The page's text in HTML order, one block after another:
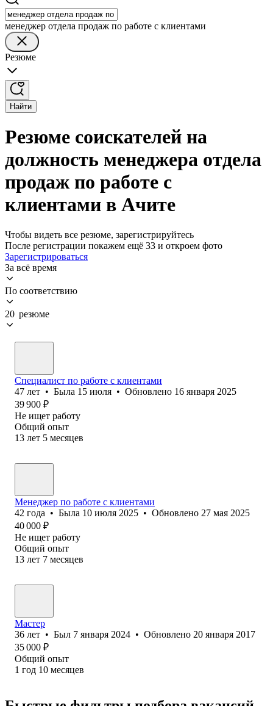
менеджер отдела продаж по работе с клиентами
Резюме
Найти
Резюме соискателей на
должность менеджера отдела
продаж по работе с
клиентами в Ачите
Чтобы видеть все резюме, зарегистрируйтесь
После регистрации покажем ещё 33 и откроем фото
Зарегистрироваться
За всё время
По соответствию
20 резюме
Специалист по работе с клиентами
47 лет • Была 15 июля • Обновлено 16 января 2025
39 900 ₽
Не ищет работу
Общий опыт
13 лет 5 месяцев
Менеджер по работе с клиентами
42 года • Была 10 июля 2025 • Обновлено 27 мая 2025
40 000 ₽
Не ищет работу
Общий опыт
13 лет 7 месяцев
Мастер
36 лет • Был 7 января 2024 • Обновлено 20 января 2017
35 000 ₽
Общий опыт
1 год 10 месяцев